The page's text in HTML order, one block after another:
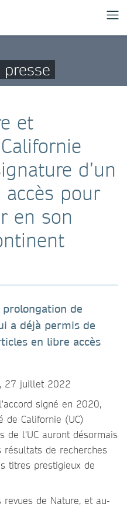
et
d’un
pour
en son
de
a déjà permis de
en libre accès
27 juillet 2022
signé en 2020,
de Californie (UC)
de l'UC auront désormais
de recherches
titres prestigieux de
de Nature, et au-